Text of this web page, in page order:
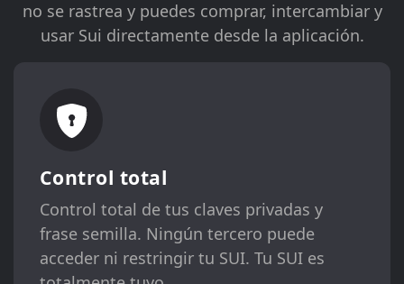
no se rastrea y puedes comprar, intercambiar y
usar Sui directamente desde la aplicación.
Control total
Control total de tus claves privadas y
frase semilla. Ningún tercero puede
acceder ni restringir tu SUI. Tu SUI es